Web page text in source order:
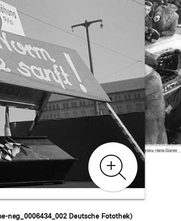
Zur
neg_0006434_002 Deutsche Fotothek)